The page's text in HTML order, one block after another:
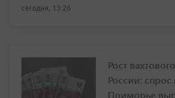
сегодня, 13:26
Рост
России:
Приморье